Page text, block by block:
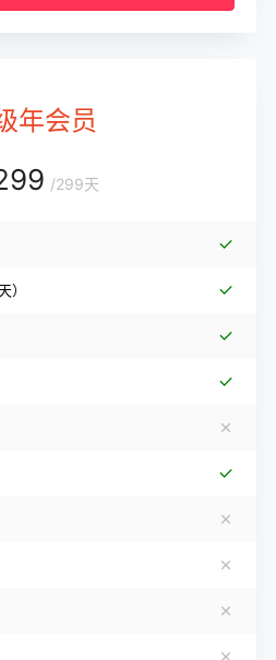
年会员
/299天
）